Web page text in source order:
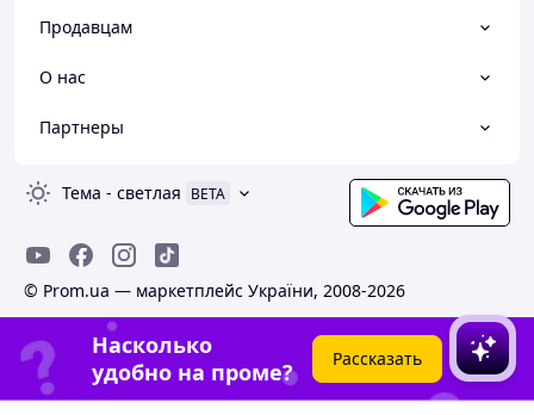
Продавцам
О нас
Партнеры
Тема - светлая BETA
© Prom.ua — маркетплейс України, 2008-2026
Насколько
удобно на проме?
Рассказать